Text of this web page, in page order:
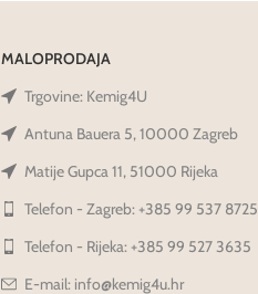
MALOPRODAJA
Trgovine: Kemig4U
Antuna Bauera 5, 10000 Zagreb
Matije Gupca 11, 51000 Rijeka
Telefon - Zagreb: +385 99 537 8725
Telefon - Rijeka: +385 99 527 3635
E-mail: info@kemig4u.hr